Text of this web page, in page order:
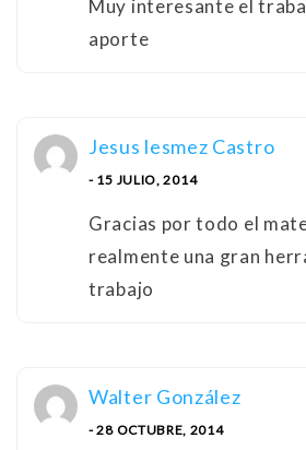
Muy interesante el
aporte
Jesus lesmez Castro
- 15 JULIO, 2014
Gracias por todo el
realmente una gran
trabajo
Walter González
- 28 OCTUBRE, 2014